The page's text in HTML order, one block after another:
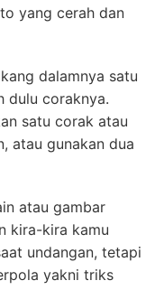
yang cerah dan
dalamnya satu
dulu coraknya.
satu corak atau
atau gunakan dua
atau gambar
kira-kira kamu
undangan, tetapi
yakni triks